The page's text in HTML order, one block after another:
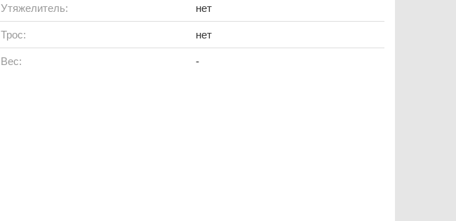
Утяжелитель: нет
Трос: нет
Вес: -